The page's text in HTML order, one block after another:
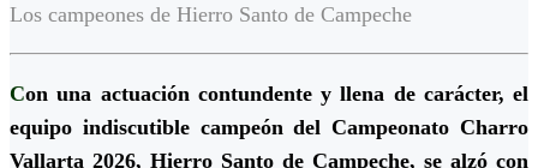
Los campeones de Hierro Santo de Campeche
Con una actuación contundente y llena de carácter, el
equipo indiscutible campeón del Campeonato Charro
Vallarta 2026, Hierro Santo de Campeche, se alzó con